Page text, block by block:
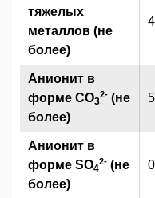
тяжелых
металлов (не
более)
Анионит в
форме CO3
2- (не
более)
Анионит в
форме SO4
2- (не
более)